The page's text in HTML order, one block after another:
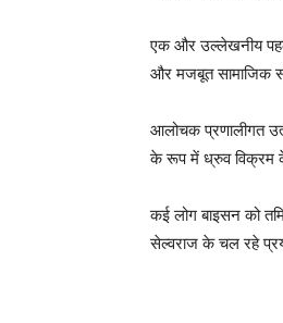
एक और उल्लेखनीय पहलू
और मजबूत सामाजिक
आलोचक प्रणालीगत
के रूप में ध्रुव विक्रम के
कई लोग बाइसन को
सेल्वराज के चल रहे